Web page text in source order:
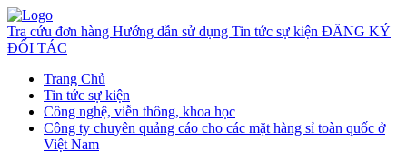
Tra cứu đơn hàng Hướng dẫn sử dụng Tin tức sự kiện ĐĂNG KÝ
ĐỐI TÁC
Trang Chủ
Tin tức sự kiện
Công nghệ, viễn thông, khoa học
Công ty chuyên quảng cáo cho các mặt hàng sỉ toàn quốc ở
Việt Nam